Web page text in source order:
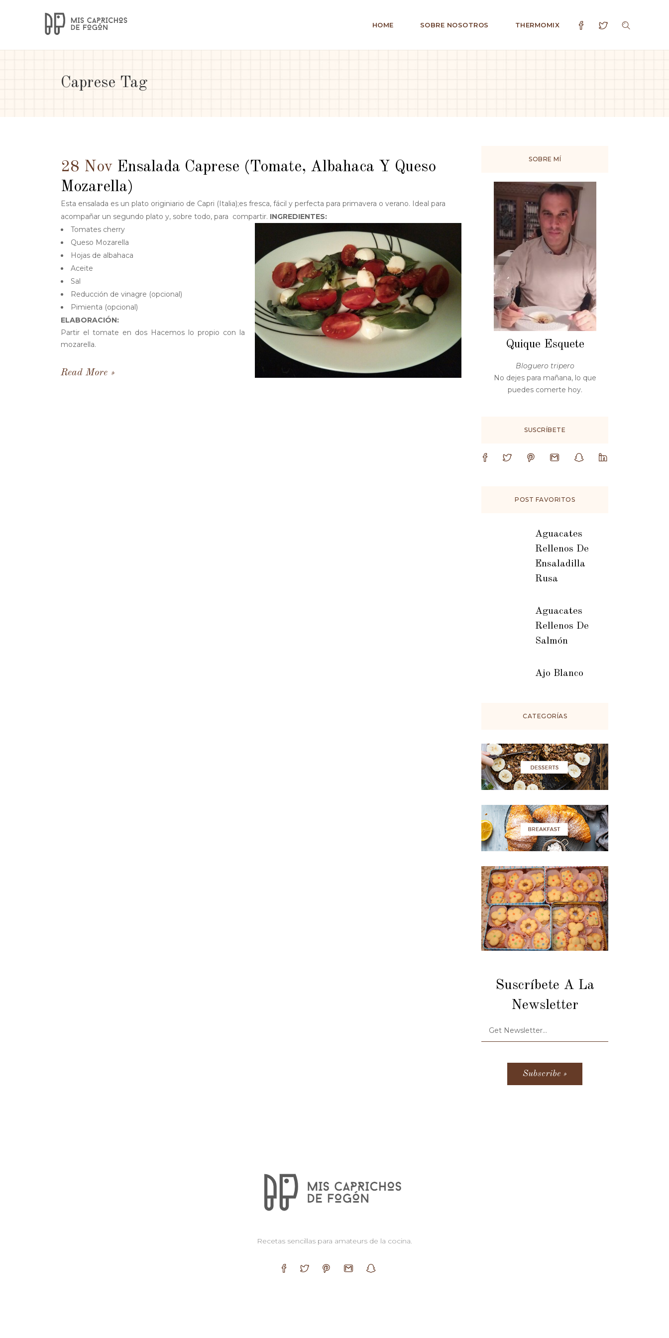
HOME SOBRE NOSOTROS THERMOMIX
Caprese Tag
28 Nov Ensalada Caprese (tomate, Albahaca Y Queso
Mozarella)
Esta ensalada es un plato originiario de Capri (Italia);es fresca, fácil y perfecta para primavera o verano. Ideal para
acompañar un segundo plato y, sobre todo, para compartir. INGREDIENTES:
Tomates cherry
Queso Mozarella
Hojas de albahaca
Aceite
Sal
Reducción de vinagre (opcional)
Pimienta (opcional)
ELABORACIÓN:
Partir el tomate en dos Hacemos lo propio con la
mozarella.
Read More
SOBRE MÍ
Quique Esquete
Bloguero tripero
No dejes para mañana, lo que
puedes comerte hoy.
SUSCRÍBETE
POST FAVORITOS
Aguacates
Rellenos De
Ensaladilla
Rusa
Aguacates
Rellenos De
Salmón
Ajo Blanco
CATEGORÍAS
Suscríbete A La
Newsletter
Recetas sencillas para amateurs de la cocina.